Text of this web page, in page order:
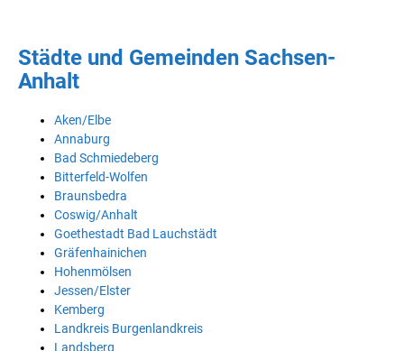
Städte und Gemeinden Sachsen-
Anhalt
Aken/Elbe
Annaburg
Bad Schmiedeberg
Bitterfeld-Wolfen
Braunsbedra
Coswig/Anhalt
Goethestadt Bad Lauchstädt
Gräfenhainichen
Hohenmölsen
Jessen/Elster
Kemberg
Landkreis Burgenlandkreis
Landsberg